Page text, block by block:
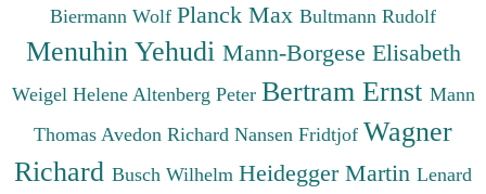
Biermann Wolf Planck Max Bultmann Rudolf
Menuhin Yehudi Mann-Borgese Elisabeth
Weigel Helene Altenberg Peter Bertram Ernst Mann
Thomas Avedon Richard Nansen Fridtjof Wagner
Richard Busch Wilhelm Heidegger Martin Lenard